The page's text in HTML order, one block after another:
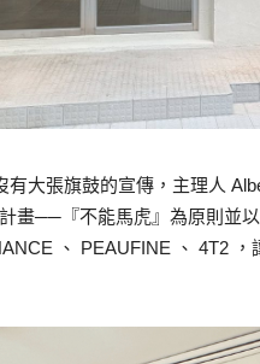
有大張旗鼓的宣傳，主理人
畫──『不能馬虎』為原則並
、 PEAUFINE 、 4T2